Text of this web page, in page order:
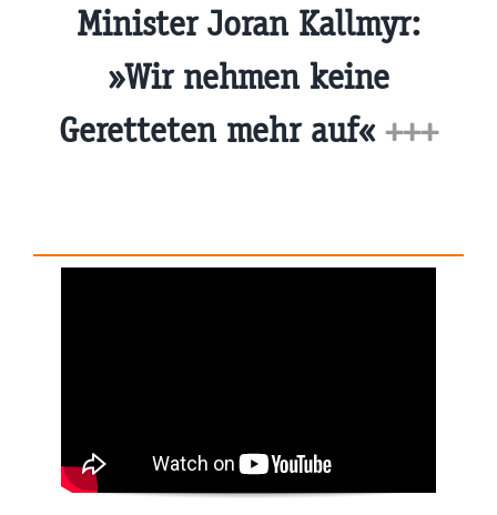
Minister Joran Kallmyr:
»Wir nehmen keine
Geretteten mehr auf« +++